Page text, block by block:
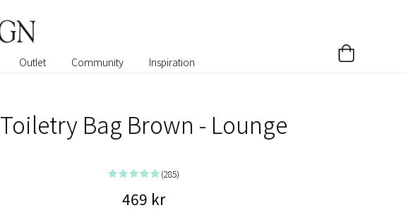
Outlet Community Inspiration
Toiletry Bag Brown - Lounge
(285)
469 kr